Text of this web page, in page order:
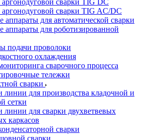
сварки TIG DC
сварки TIG AC/DC
аппараты для автоматической сварки
аппараты для роботизированной
подачи проволоки
охлаждения
сварочного процесса
тележки
сварки
для производства кладочной и
сетки
для сварки двухветвевых
каркасов
сварки
сварки